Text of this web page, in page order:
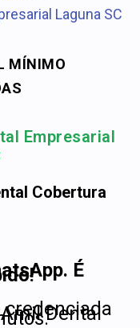
Laguna SC
MÍNIMO
Empresarial
Cobertura
É
credenciada
Dental